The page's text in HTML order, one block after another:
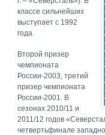
классе сильнейших
выступает с 1992
года.
Второй призер
чемпионата
России-2003, третий
призер чемпионата
России-2001. В
сезонах 2010/11 и
2011/12 годов
четвертьфинале